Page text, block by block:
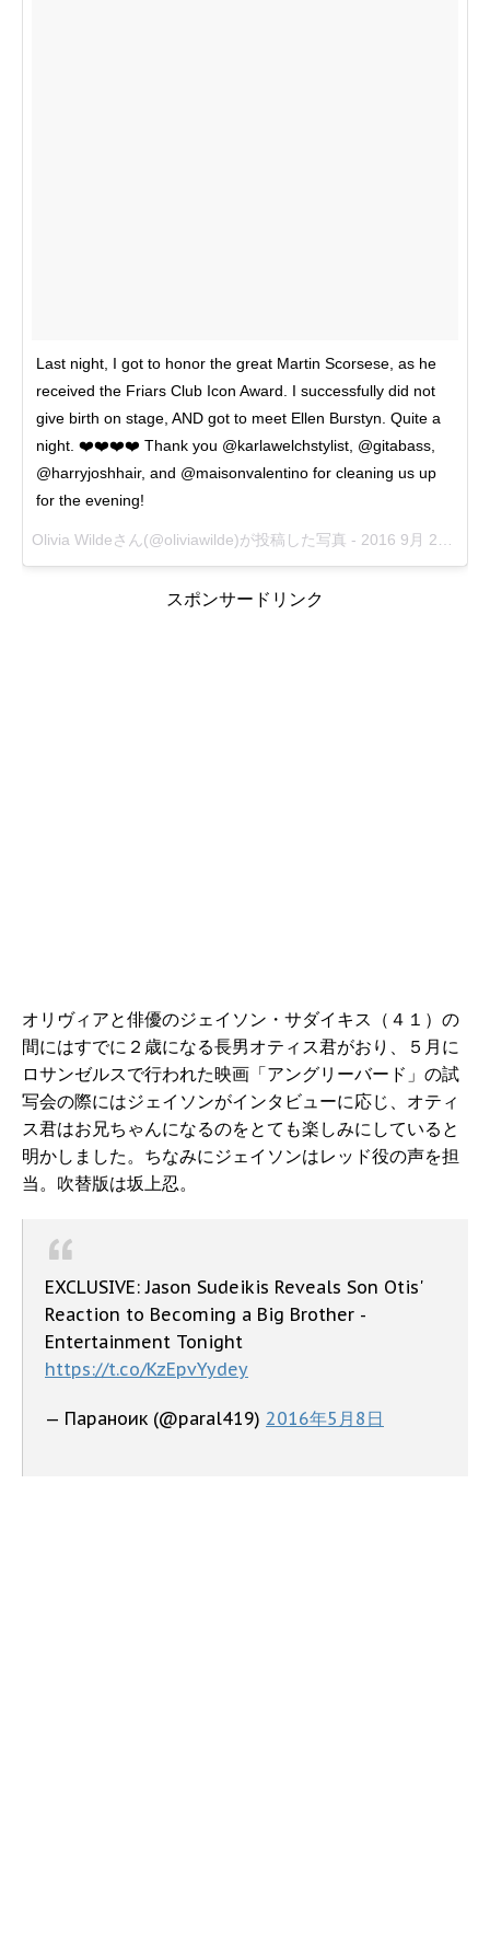
Last night, I got to honor the great Martin Scorsese, as he
received the Friars Club Icon Award. I successfully did not
give birth on stage, AND got to meet Ellen Burstyn. Quite a
night. ❤️❤️❤️❤️ Thank you @karlawelchstylist, @gitabass,
@harryjoshhair, and @maisonvalentino for cleaning us up
for the evening!
Olivia Wildeさん(@oliviawilde)が投稿した写真 - 2016 9月 22 5:31午前 PDT
スポンサードリンク
オリヴィアと俳優のジェイソン・サダイキス（４１）の
間にはすでに２歳になる長男オティス君がおり、５月に
ロサンゼルスで行われた映画「アングリーバード」の試
写会の際にはジェイソンがインタビューに応じ、オティ
ス君はお兄ちゃんになるのをとても楽しみにしていると
明かしました。ちなみにジェイソンはレッド役の声を担
当。吹替版は坂上忍。
EXCLUSIVE: Jason Sudeikis Reveals Son Otis'
Reaction to Becoming a Big Brother -
Entertainment Tonight
https://t.co/KzEpvYydey
— Параноик (@paral419) 2016年5月8日